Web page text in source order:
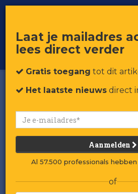
Voor professionals in retail & brands
Laat je mailadres
lees direct verder
Gratis toegang tot dit
Het laatste nieuws direct
Aanmelden
Al 57.500 professionals
of